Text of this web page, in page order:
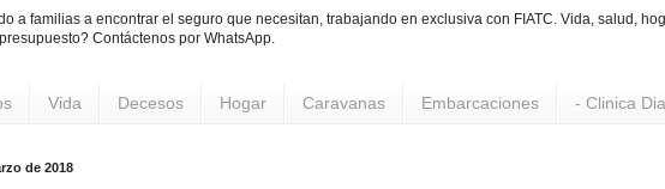
a familias a encontrar el seguro que necesitan, trabajando en exclusiva con FIATC. Vida, salud,
Contáctenos por WhatsApp.
Vida Decesos Hogar Caravanas Embarcaciones - Clinica
de 2018